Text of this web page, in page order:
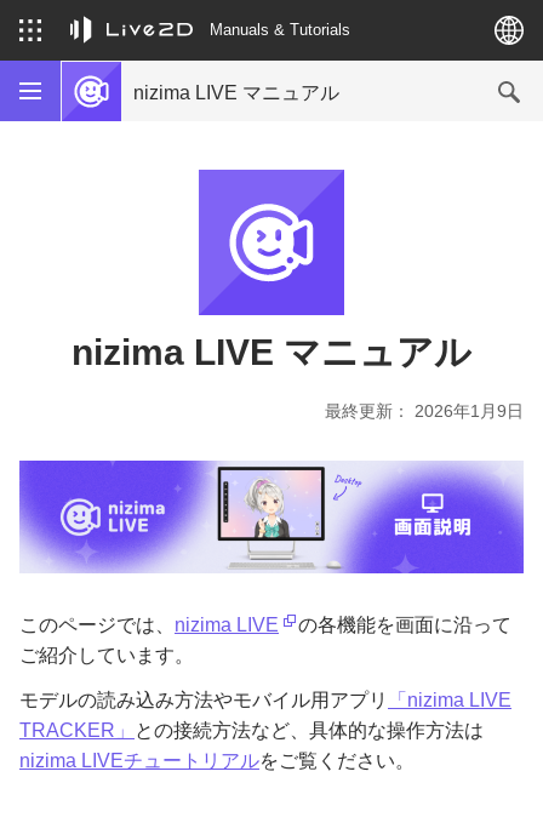
Manuals & Tutorials
nizima LIVE マニュアル
nizima LIVE マニュアル
最終更新： 2026年1月9日
このページでは、 nizima LIVE
の各機能を画面に沿って
ご紹介しています。
モデルの読み込み方法やモバイル用アプリ
「nizima LIVE
TRACKER」
との接続方法など、具体的な操作方法は
nizima LIVEチュートリアルをご覧ください。